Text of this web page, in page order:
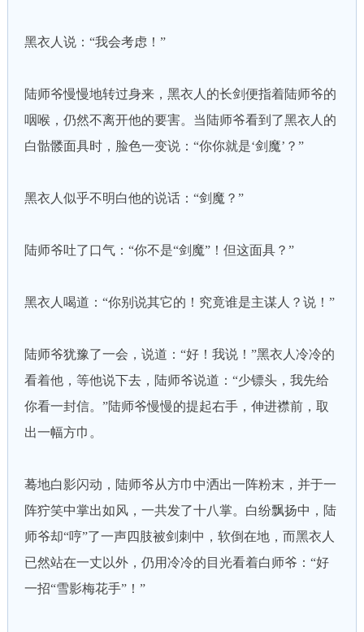
黑衣人说：“我会考虑！”
陆师爷慢慢地转过身来，黑衣人的长剑便指着陆师爷的
咽喉，仍然不离开他的要害。当陆师爷看到了黑衣人的
白骷髅面具时，脸色一变说：“你你就是‘剑魔’？”
黑衣人似乎不明白他的说话：“剑魔？”
陆师爷吐了口气：“你不是“剑魔”！但这面具？”
黑衣人喝道：“你别说其它的！究竟谁是主谋人？说！”
陆师爷犹豫了一会，说道：“好！我说！”黑衣人冷冷的
看着他，等他说下去，陆师爷说道：“少镖头，我先给
你看一封信。”陆师爷慢慢的提起右手，伸进襟前，取
出一幅方巾。
蓦地白影闪动，陆师爷从方巾中洒出一阵粉末，并于一
阵狞笑中掌出如风，一共发了十八掌。白纷飘扬中，陆
师爷却“哼”了一声四肢被剑刺中，软倒在地，而黑衣人
已然站在一丈以外，仍用冷冷的目光看着白师爷：“好
一招“雪影梅花手”！”